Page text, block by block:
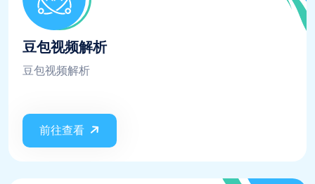
豆包视频解析
豆包视频解析
前往查看